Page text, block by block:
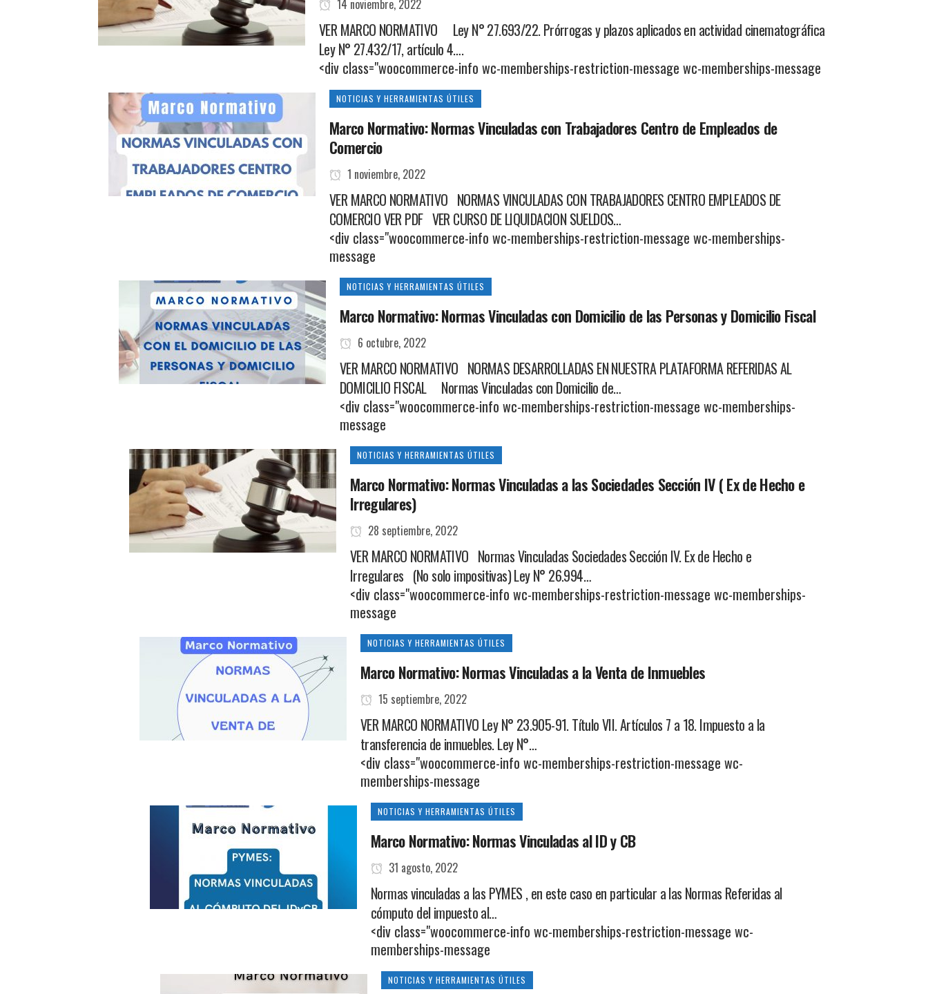
14 noviembre, 2022
VER MARCO NORMATIVO Ley N° 27.693/22. Prórrogas y plazos aplicados en actividad cinematográfica
Ley N° 27.432/17, artículo 4….
<div class="woocommerce-info wc-memberships-restriction-message wc-memberships-message
NOTICIAS Y HERRAMIENTAS ÚTILES
Marco Normativo: Normas Vinculadas con Trabajadores Centro de Empleados de
Comercio
1 noviembre, 2022
VER MARCO NORMATIVO NORMAS VINCULADAS CON TRABAJADORES CENTRO EMPLEADOS DE
COMERCIO VER PDF VER CURSO DE LIQUIDACION SUELDOS…
<div class="woocommerce-info wc-memberships-restriction-message wc-memberships-
message
NOTICIAS Y HERRAMIENTAS ÚTILES
Marco Normativo: Normas Vinculadas con Domicilio de las Personas y Domicilio Fiscal
6 octubre, 2022
VER MARCO NORMATIVO NORMAS DESARROLLADAS EN NUESTRA PLATAFORMA REFERIDAS AL
DOMICILIO FISCAL Normas Vinculadas con Domicilio de…
<div class="woocommerce-info wc-memberships-restriction-message wc-memberships-
message
NOTICIAS Y HERRAMIENTAS ÚTILES
Marco Normativo: Normas Vinculadas a las Sociedades Sección IV ( Ex de Hecho e
Irregulares)
28 septiembre, 2022
VER MARCO NORMATIVO Normas Vinculadas Sociedades Sección IV. Ex de Hecho e
Irregulares (No solo impositivas) Ley N° 26.994…
<div class="woocommerce-info wc-memberships-restriction-message wc-memberships-
message
NOTICIAS Y HERRAMIENTAS ÚTILES
Marco Normativo: Normas Vinculadas a la Venta de Inmuebles
15 septiembre, 2022
VER MARCO NORMATIVO Ley N° 23.905-91. Título VII. Artículos 7 a 18. Impuesto a la
transferencia de inmuebles. Ley N°…
<div class="woocommerce-info wc-memberships-restriction-message wc-
memberships-message
NOTICIAS Y HERRAMIENTAS ÚTILES
Marco Normativo: Normas Vinculadas al ID y CB
31 agosto, 2022
Normas vinculadas a las PYMES , en este caso en particular a las Normas Referidas al
cómputo del impuesto al…
<div class="woocommerce-info wc-memberships-restriction-message wc-
memberships-message
NOTICIAS Y HERRAMIENTAS ÚTILES